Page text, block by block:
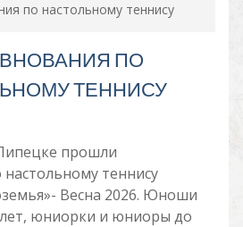
по настольному теннису
ПО
ТЕННИСУ
прошли
теннису
Весна 2026. Юноши
юниорки и юниоры до